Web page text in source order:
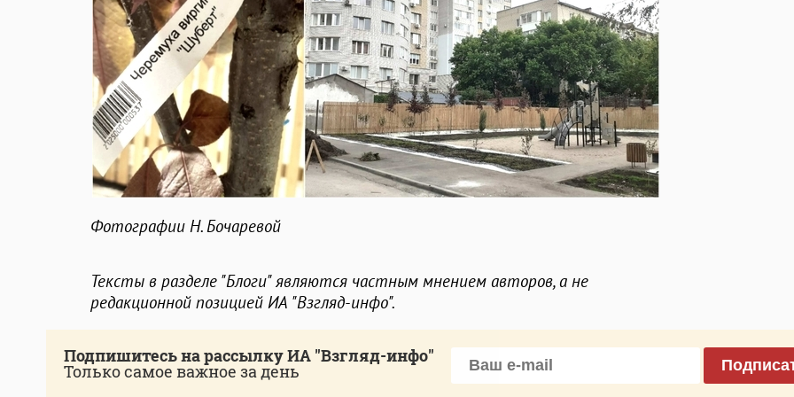
Фотографии Н. Бочаревой
Тексты в разделе "Блоги" являются частным мнением авторов, а не
редакционной позицией ИА "Взгляд-инфо".
Подпишитесь на рассылку ИА "Взгляд-инфо"
Только самое важное за день